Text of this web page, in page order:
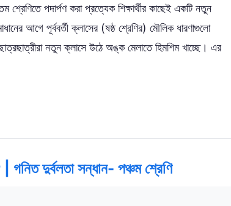
পদার্পণ করা প্রত্যেক শিক্ষার্থীর কাছেই একটি নতুন
আগে পূর্ববর্তী ক্লাসের (ষষ্ঠ শ্রেণির) মৌলিক ধারণাগুলো
নতুন ক্লাসে উঠে অঙ্ক মেলাতে হিমশিম খাচ্ছে। এর
দুর্বলতা সন্ধান- পঞ্চম শ্রেণি